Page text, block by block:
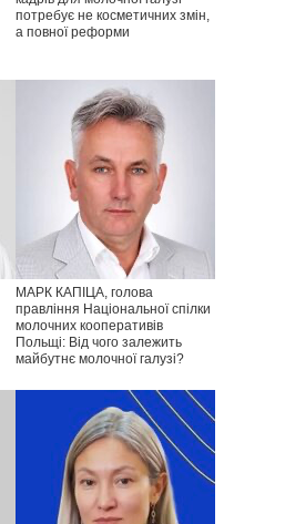
потребує не косметичних змін,
а повної реформи
МАРК КАПІЦА, голова
правління Національної спілки
молочних кооперативів
Польщі: Від чого залежить
майбутнє молочної галузі?